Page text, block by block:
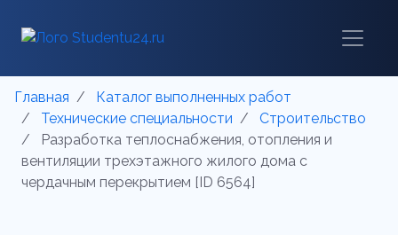
Главная
Каталог выполненных работ
Технические специальности
Строительство
Разработка теплоснабжения, отопления и
вентиляции трехэтажного жилого дома с
чердачным перекрытием [ID 6564]